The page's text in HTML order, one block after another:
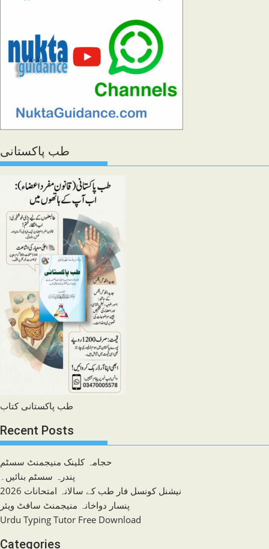
طب پاکستانی
طب پاکستانی کتاب
Recent Posts
حجامہ کلینک منیجمنٹ سسٹم
پندرہ سسٹم بنائیں۔
نیشنل کونسل فار طب کے سالانہ امتحانات 2026
پنسار دواخانہ منیجمنٹ سافٹ ویئر
Urdu Typing Tutor Free Download
Categories